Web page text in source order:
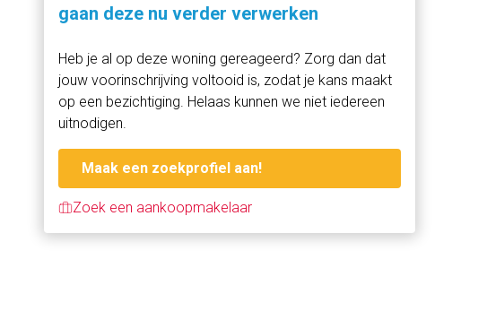
gaan deze nu verder verwerken
Heb je al op deze woning gereageerd? Zorg dan dat
jouw voorinschrijving voltooid is, zodat je kans maakt
op een bezichtiging. Helaas kunnen we niet iedereen
uitnodigen.
Maak een zoekprofiel aan!
Zoek een aankoopmakelaar